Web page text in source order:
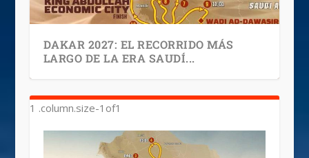
DAKAR 2027: EL RECORRIDO MÁS
LARGO DE LA ERA SAUDÍ...